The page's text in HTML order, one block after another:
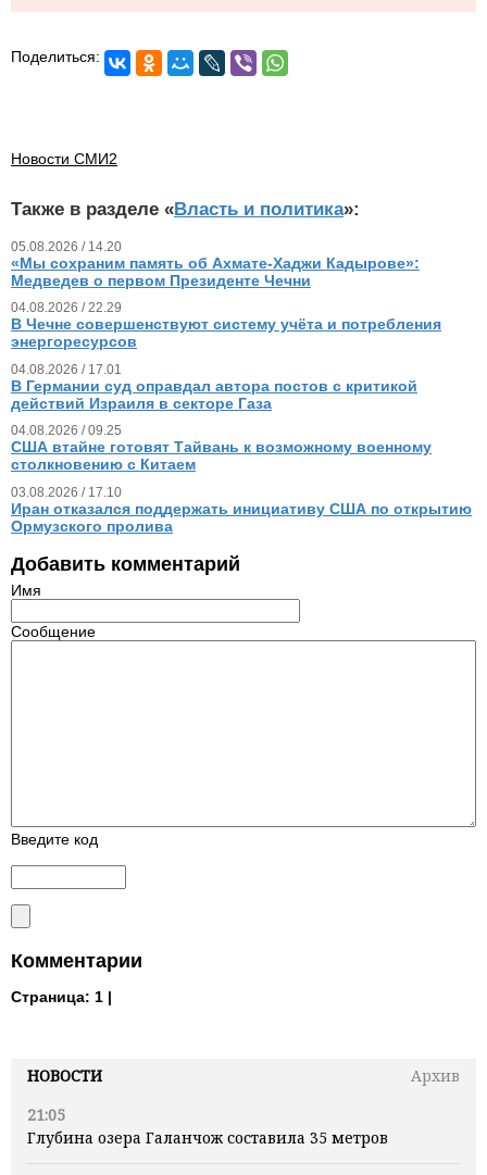
НОВОСТИ
Архив
21:05
Глубина озера Галанчож составила 35 метров
Поделиться:
Новости СМИ2
Также в разделе «Власть и политика»:
05.08.2026 / 14.20
«Мы сохраним память об Ахмате-Хаджи Кадырове»:
Медведев о первом Президенте Чечни
04.08.2026 / 22.29
В Чечне совершенствуют систему учёта и потребления
энергоресурсов
04.08.2026 / 17.01
В Германии суд оправдал автора постов с критикой
действий Израиля в секторе Газа
04.08.2026 / 09.25
США втайне готовят Тайвань к возможному военному
столкновению с Китаем
03.08.2026 / 17.10
Иран отказался поддержать инициативу США по открытию
Ормузского пролива
Добавить комментарий
Имя
Сообщение
Введите код
Комментарии
Страница: 1 |